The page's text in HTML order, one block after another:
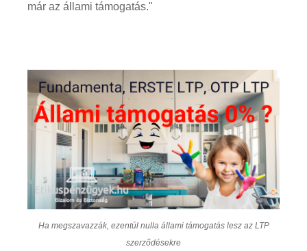
már az állami támogatás."
Ha megszavazzák, ezentúl nulla állami támogatás lesz az LTP
szerződésekre